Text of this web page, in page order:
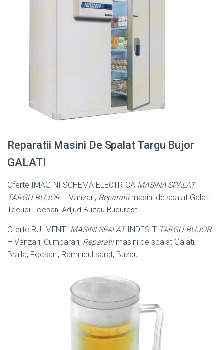
Reparatii Masini De Spalat Targu Bujor
GALATI
Oferte IMAGINI SCHEMA ELECTRICA MASINA SPALAT
TARGU BUJOR– Vanzari, Reparatiimasini de spalat Galati
Tecuci Focsani Adjud Buzau Bucuresti.
Oferte RULMENTI MASINI SPALATINDESIT TARGU BUJOR
– Vanzari, Cumparari, Reparatiimasini de spalat Galati,
Braila, Focsani, Ramnicul sarat, Buzau.